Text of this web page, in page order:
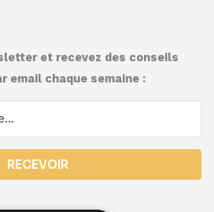
et recevez des conseils
email chaque semaine :
RECEVOIR